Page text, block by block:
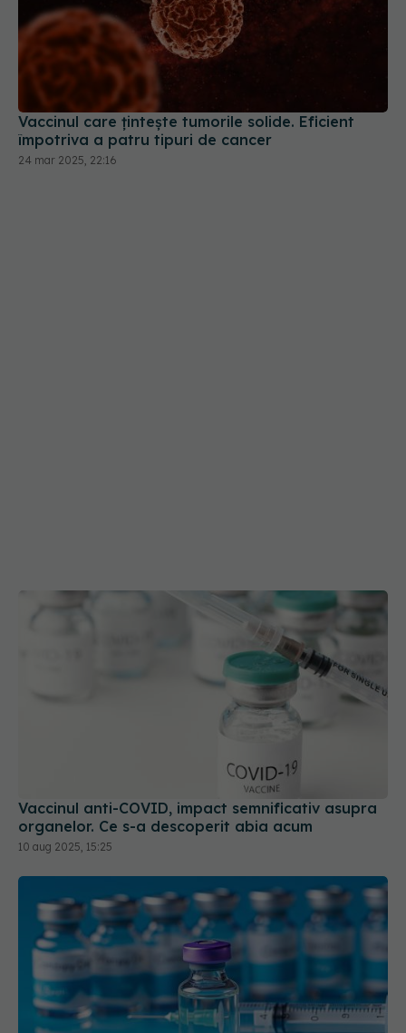
Vaccinul care țintește tumorile solide. Eficient
împotriva a patru tipuri de cancer
24 mar 2025, 22:16
Vaccinul anti-COVID, impact semnificativ asupra
organelor. Ce s-a descoperit abia acum
10 aug 2025, 15:25